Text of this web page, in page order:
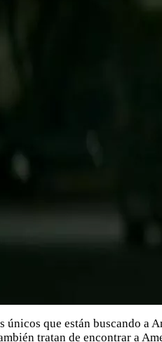
únicos que están buscando a
tratan de encontrar a